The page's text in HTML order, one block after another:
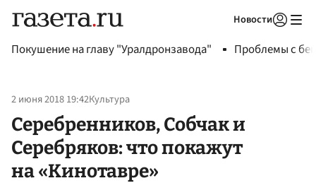
Новости
Покушение на главу "Уралдронзавода" Проблемы с
2 июня 2018 19:42Культура
Серебренников, Собчак и
Серебряков: что покажут
на «Кинотавре»